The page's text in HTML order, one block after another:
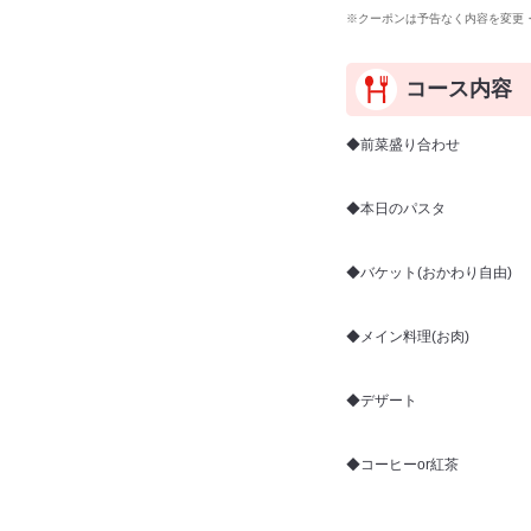
※クーポンは予告なく内容を変更
コース内容
◆前菜盛り合わせ
◆本日のパスタ
◆バケット(おかわり自由)
◆メイン料理(お肉)
◆デザート
◆コーヒーor紅茶